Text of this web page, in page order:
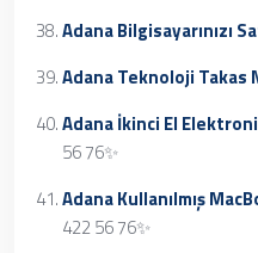
Adana Bilgisayarınızı
Adana Teknoloji Takas
Adana İkinci El
56 76✨
Adana Kullanılmış
422 56 76✨